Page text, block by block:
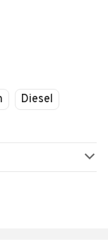
Diesel